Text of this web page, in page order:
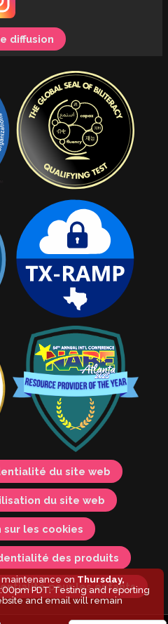
diffusion
du site web
du site web
les cookies
des produits
pour les enfants
on Thursday,
PDT. Testing and reporting
and email will remain